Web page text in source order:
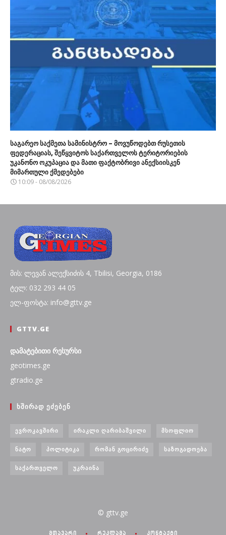
საგარეო საქმეთა სამინისტრო – მოვუწოდებთ რუსეთის
ფედერაციას, შეწყვიტოს საქართველოს ტერიტორიების
უკანონო ოკუპაცია და მათი ფაქტობრივი ანექსიისკენ
მიმართული ქმედებები
10:09 - 08/08/2026
მის: ლევან ალექსიძის 4, Tbilisi, Georgia, 0186
ტელ: 032 293 44 05
ელ-ფოსტა: info@gttv.ge
GTTV.GE
დამატებითი რესურსი
geotimes.ge
gtradio.ge
ᲮᲨᲘᲠᲐᲓ ᲔᲫᲔᲑᲔᲜ
ᲔᲕᲠᲝᲙᲐᲕᲨᲘᲠᲘ ᲘᲠᲐᲙᲚᲘ ᲦᲐᲠᲘᲑᲐᲨᲕᲘᲚᲘ ᲛᲡᲝᲤᲚᲘᲝ
ᲜᲐᲢᲝ ᲞᲝᲚᲘᲢᲘᲙᲐ ᲠᲝᲛᲐᲜ ᲒᲝᲪᲘᲠᲘᲫᲔ ᲡᲐᲖᲝᲒᲐᲓᲝᲔᲑᲐ
ᲡᲐᲥᲐᲠᲗᲕᲔᲚᲝ ᲣᲙᲠᲐᲘᲜᲐ
© gttv.ge
მთავარი რეკლამა კონტაქტი